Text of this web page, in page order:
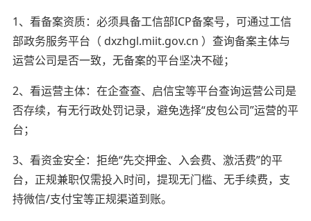
1、看备案资质：必须具备工信部ICP备案号，可通过工信
部政务服务平台（ dxzhgl.miit.gov.cn ）查询备案主体与
运营公司是否一致，无备案的平台坚决不碰；
2、看运营主体：在企查查、启信宝等平台查询运营公司是
否存续，有无行政处罚记录，避免选择“皮包公司”运营的平
台；
3、看资金安全：拒绝“先交押金、入会费、激活费”的平
台，正规兼职仅需投入时间，提现无门槛、无手续费，支
持微信/支付宝等正规渠道到账。